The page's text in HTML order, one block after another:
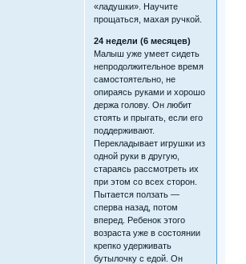
«ладушки». Научите
прощаться, махая ручкой.
24 недели (6 месяцев)
Малыш уже умеет сидеть
непродолжительное время
самостоятельно, не
опираясь руками и хорошо
держа голову. Он любит
стоять и прыгать, если его
поддерживают.
Перекладывает игрушки из
одной руки в другую,
стараясь рассмотреть их
при этом со всех сторон.
Пытается ползать —
сперва назад, потом
вперед. Ребенок этого
возраста уже в состоянии
крепко удерживать
бутылочку с едой. Он